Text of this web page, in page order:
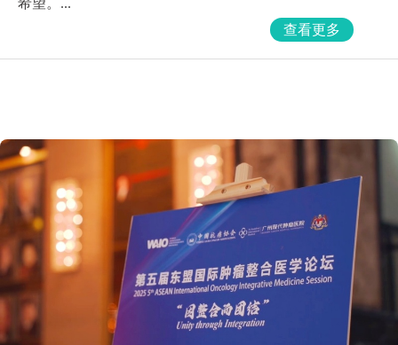
希望。...
查看更多